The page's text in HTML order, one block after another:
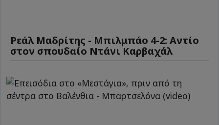
Ρεάλ Μαδρίτης - Μπιλμπάο 4-2: Αντίο
στον σπουδαίο Ντάνι Καρβαχάλ